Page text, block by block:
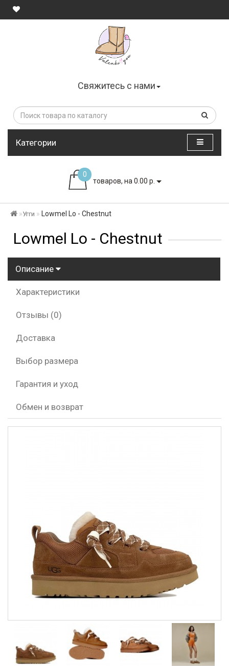
Свяжитесь с нами
Категории
0
товаров, на 0.00 р.
Угги Lowmel Lo - Chestnut
Lowmel Lo - Chestnut
Описание
Характеристики
Отзывы (0)
Доставка
Выбор размера
Гарантия и уход
Обмен и возврат